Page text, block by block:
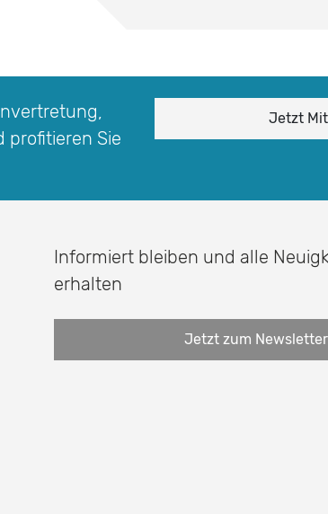
profitieren Sie
Jetzt
Informiert bleiben und alle
erhalten
Jetzt zum